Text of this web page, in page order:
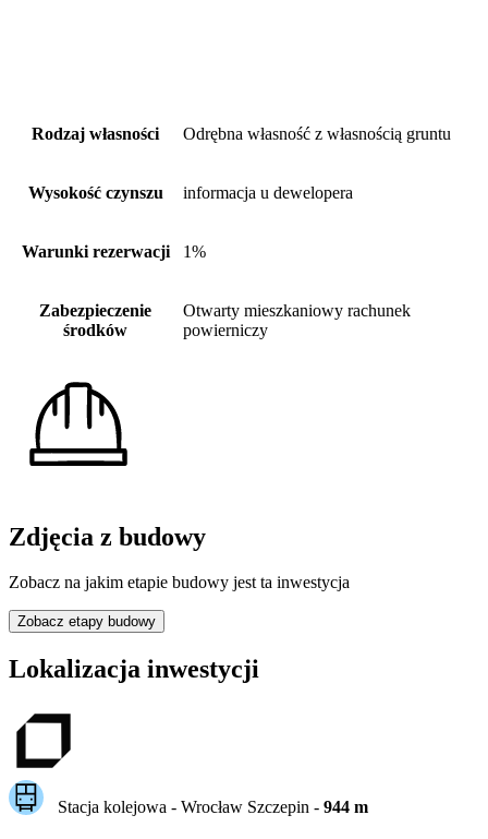
Rodzaj własności Odrębna własność z własnością gruntu
Wysokość czynszu informacja u dewelopera
Warunki rezerwacji 1%
Zabezpieczenie
środków
Otwarty mieszkaniowy rachunek
powierniczy
Zdjęcia z budowy
Zobacz na jakim etapie budowy jest ta inwestycja
Zobacz etapy budowy
Lokalizacja inwestycji
Stacja kolejowa - Wrocław Szczepin - 944m